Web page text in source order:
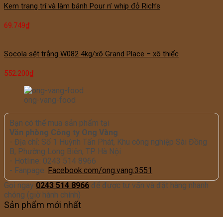
Kem trang trí và làm bánh Pour n’ whip đỏ Rich’s
69.749₫
Socola sệt trắng W082 4kg/xô Grand Place – xô thiếc
552.200₫
ong-vang-food
Bạn có thể mua sản phẩm tại
Văn phòng Công ty Ong Vàng
- Địa chỉ: Số 1 Huỳnh Tấn Phát, Khu công nghiệp Sài Đồng
B, Phường Long Biên, TP. Hà Nội
- Hotline: 0243 514 8966
- Fanpage: Facebook.com/ong.vang.3551
Gọi ngay 0243 514 8966 để được tư vấn và đặt hàng nhanh
chóng (giờ hành chính)
Sản phẩm mới nhất